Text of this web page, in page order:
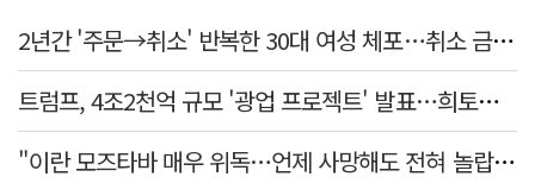
2년간 '주문→취소' 반복한 30대 여성 체포…취소 금액만 400억 원
트럼프, 4조2천억 규모 '광업 프로젝트' 발표…희토류 탈중국 속도
"이란 모즈타바 매우 위독…언제 사망해도 전혀 놀랍지 않아"